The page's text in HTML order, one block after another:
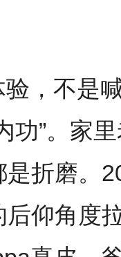
，不是
功”。家
折磨。
仰角度